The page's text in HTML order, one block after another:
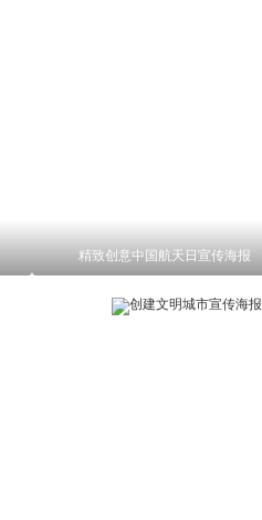
精致创意中国航天日宣传海报